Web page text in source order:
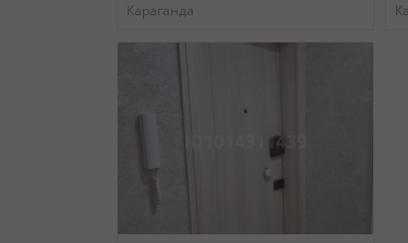
Караганда